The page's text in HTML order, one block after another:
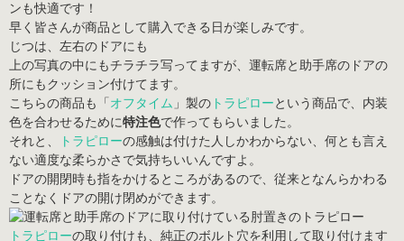
ンも快適です！
早く皆さんが商品として購入できる日が楽しみです。
じつは、左右のドアにも
上の写真の中にもチラチラ写ってますが、運転席と助手席のドアの
所にもクッション付けてます。
こちらの商品も「 オフタイム 」製の トラピローという商品で、内装
色を合わせるために特注色で作ってもらいました。
それと、
トラピローの感触は付けた人しかわからない、何とも言え
ない適度な柔らかさで気持ちいいんですよ。
ドアの開閉時も指をかけるところがあるので、従来となんらかわる
ことなくドアの開け閉めができます。
トラピローの取り付けも、純正のボルト穴を利用して取り付けます